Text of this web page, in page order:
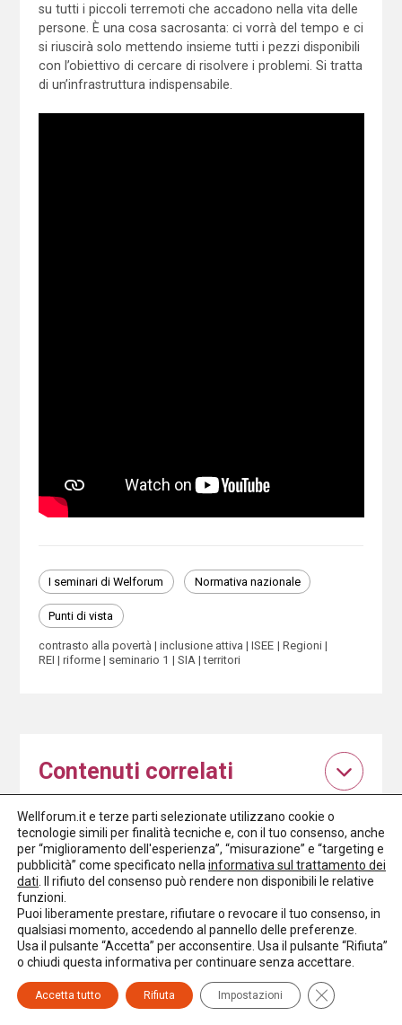
su tutti i piccoli terremoti che accadono nella vita delle
persone. È una cosa sacrosanta: ci vorrà del tempo e ci
si riuscirà solo mettendo insieme tutti i pezzi disponibili
con l’obiettivo di cercare di risolvere i problemi. Si tratta
di un’infrastruttura indispensabile.
I seminari di Welforum Normativa nazionale
Punti di vista
contrasto alla povertà inclusione attiva ISEE
Regioni
REI
riforme seminario 1 SIA territori
Contenuti correlati
Questo articolo compare in:
Politiche e governo del welfare
Povertà e disuguaglianze
I seminari di Welforum
Normativa nazionale
Punti di vista
Wellforum.it e terze parti selezionate utilizzano cookie o
tecnologie simili per finalità tecniche e, con il tuo consenso, anche
per “miglioramento dell'esperienza”, “misurazione” e “targeting e
pubblicità” come specificato nella informativa sul trattamento dei
dati . Il rifiuto del consenso può rendere non disponibili le relative
funzioni.
Puoi liberamente prestare, rifiutare o revocare il tuo consenso, in
qualsiasi momento, accedendo al pannello delle preferenze.
Usa il pulsante “Accetta” per acconsentire. Usa il pulsante “Rifiuta”
o chiudi questa informativa per continuare senza accettare.
Accetta tutto Rifiuta Impostazioni Close GDPR